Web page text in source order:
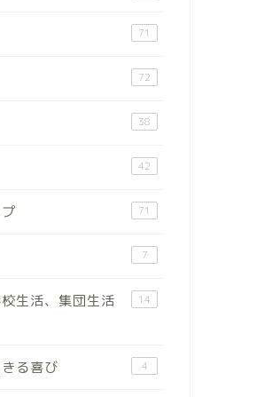
71
72
38
42
71
7
生活、集団生活
14
る喜び 4